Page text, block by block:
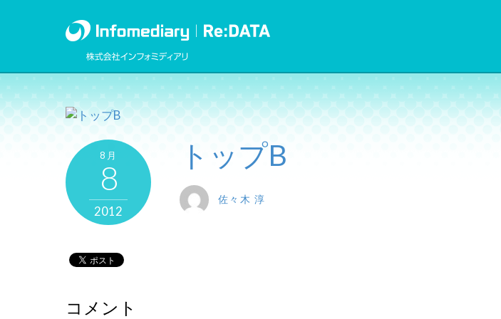
8月
8
2012
トップB
佐々木 淳
コメント